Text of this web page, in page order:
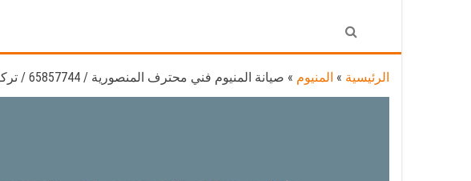
الرئيسية » المنيوم » صيانة المنيوم فني محترف المنصورية / 65857744 / تركيب أبواب شبابيك مطابخ المنيوم